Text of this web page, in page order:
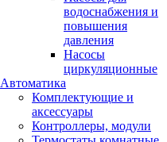
водоснабжения и
повышения
давления
Насосы
циркуляционные
Автоматика
Комплектующие и
аксессуары
Контроллеры, модули